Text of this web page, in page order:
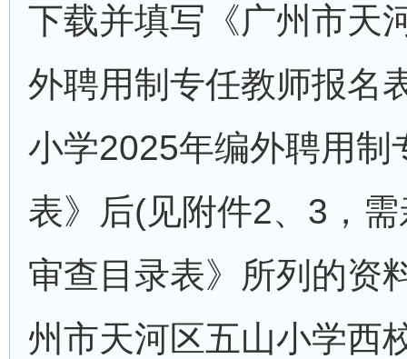
下载并填写《广州市天
外聘用制专任教师报名
小学2025年编外聘用制
表》后(见附件2、3，
审查目录表》所列的资
州市天河区五山小学西